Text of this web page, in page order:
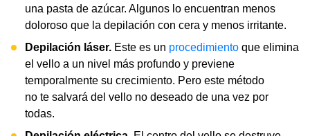
una pasta de azúcar. Algunos lo encuentran menos
doloroso que la depilación con cera y menos irritante.
Depilación láser. Este es un procedimiento que elimina
el vello a un nivel más profundo y previene
temporalmente su crecimiento. Pero este método
no te salvará del vello no deseado de una vez por
todas.